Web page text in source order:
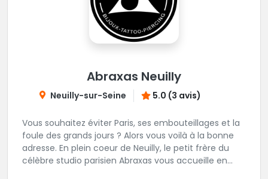
Abraxas Neuilly
Neuilly-sur-Seine 5.0 (3 avis)
Vous souhaitez éviter Paris, ses embouteillages et la
foule des grands jours ? Alors vous voilà à la bonne
adresse. En plein coeur de Neuilly, le petit frère du
célèbre studio parisien Abraxas vous accueille en